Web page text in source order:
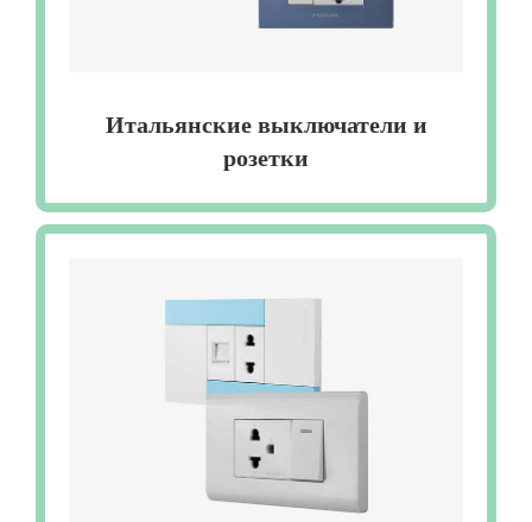
Итальянские выключатели и
розетки